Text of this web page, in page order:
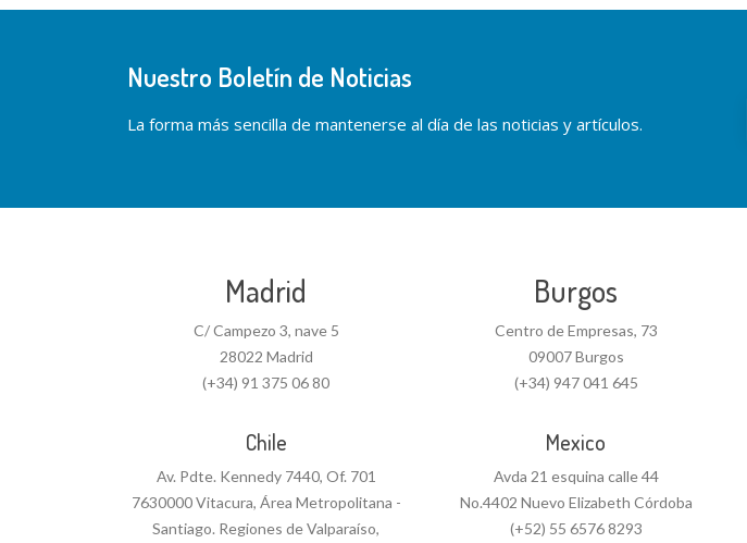
Nuestro Boletín de Noticias
La forma más sencilla de mantenerse al día de las noticias y artículos.
Madrid
C/ Campezo 3, nave 5
28022 Madrid
(+34) 91 375 06 80
Burgos
Centro de Empresas, 73
09007 Burgos
(+34) 947 041 645
Chile
Av. Pdte. Kennedy 7440, Of. 701
7630000 Vitacura, Área Metropolitana -
Santiago. Regiones de Valparaíso,
Mexico
Avda 21 esquina calle 44
No.4402 Nuevo Elizabeth Córdoba
(+52) 55 6576 8293